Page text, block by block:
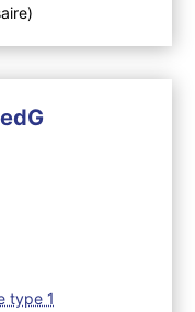
type 1